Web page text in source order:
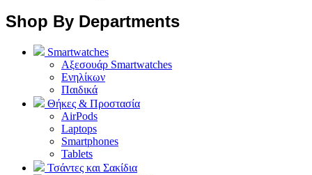
Shop By Departments
Smartwatches
Αξεσουάρ Smartwatches
Ενηλίκων
Παιδικά
Θήκες & Προστασία
AirPods
Laptops
Smartphones
Tablets
Τσάντες και Σακίδια